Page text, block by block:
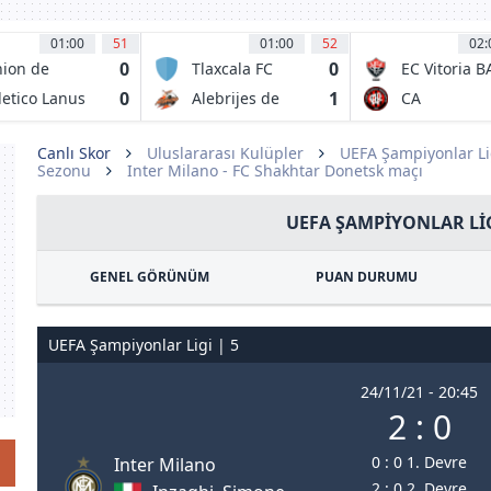
01:00 51
de
Fe
0
Lanus 0
01:00 52
Tlaxcala FC 0
Alebrijes de
1
EC Vitoria
CA
PR
Canlı Skor Uluslararası Kulüpler UEFA Şampiyonlar
Sezonu
Inter Milano - FC Shakhtar Donetsk maçı
UEFA ŞAMPIYONLAR
GENEL GÖRÜNÜM PUAN DURUMU
UEFA Şampiyonlar Ligi | 5
Inter Milano
24/11/21 - 20:45
2 : 0
0 : 0 1. Devre